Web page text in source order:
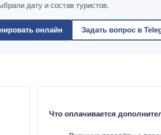
дату и состав туристов.
онлайн Задать вопрос в
Что оплачивается